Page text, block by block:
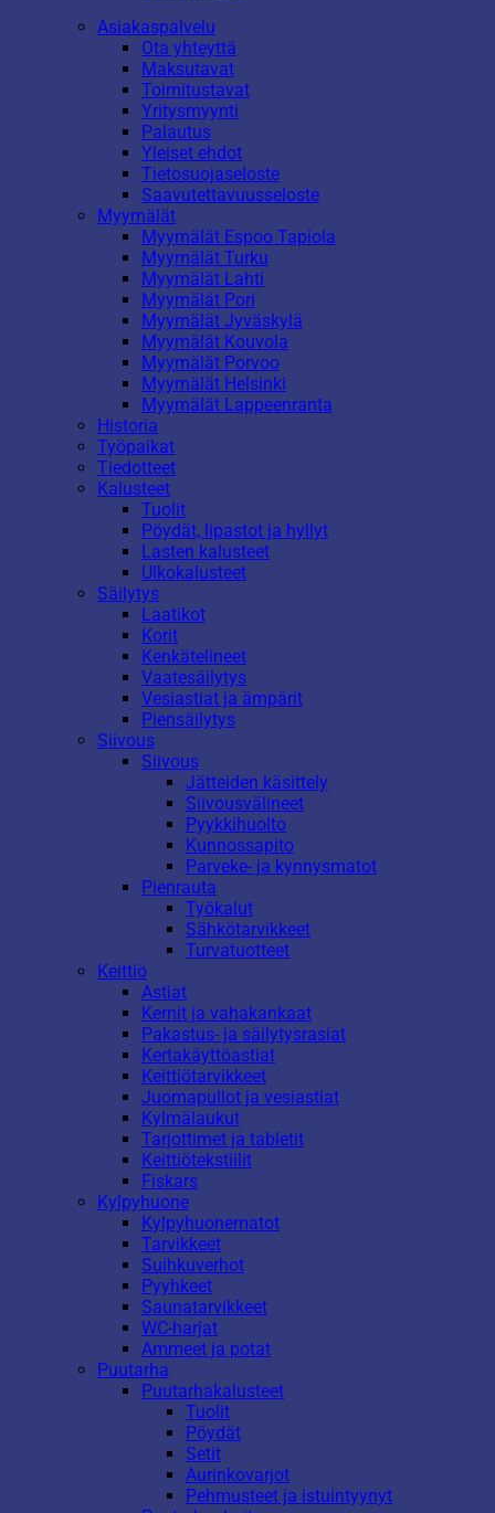
Asiakaspalvelu
Ota yhteyttä
Maksutavat
Toimitustavat
Yritysmyynti
Palautus
Yleiset ehdot
Tietosuojaseloste
Saavutettavuusseloste
Myymälät
Myymälät Espoo Tapiola
Myymälät Turku
Myymälät Lahti
Myymälät Pori
Myymälät Jyväskylä
Myymälät Kouvola
Myymälät Porvoo
Myymälät Helsinki
Myymälät Lappeenranta
Historia
Työpaikat
Tiedotteet
Kalusteet
Tuolit
Pöydät, lipastot ja hyllyt
Lasten kalusteet
Ulkokalusteet
Säilytys
Laatikot
Korit
Kenkätelineet
Vaatesäilytys
Vesiastiat ja ämpärit
Piensäilytys
Siivous
Siivous
Jätteiden käsittely
Siivousvälineet
Pyykkihuolto
Kunnossapito
Parveke- ja kynnysmatot
Pienrauta
Työkalut
Sähkötarvikkeet
Turvatuotteet
Keittiö
Astiat
Kernit ja vahakankaat
Pakastus- ja säilytysrasiat
Kertakäyttöastiat
Keittiötarvikkeet
Juomapullot ja vesiastiat
Kylmälaukut
Tarjottimet ja tabletit
Keittiötekstiilit
Fiskars
Kylpyhuone
Kylpyhuonematot
Tarvikkeet
Suihkuverhot
Pyyhkeet
Saunatarvikkeet
WC-harjat
Ammeet ja potat
Puutarha
Puutarhakalusteet
Tuolit
Pöydät
Setit
Aurinkovarjot
Pehmusteet ja istuintyynyt